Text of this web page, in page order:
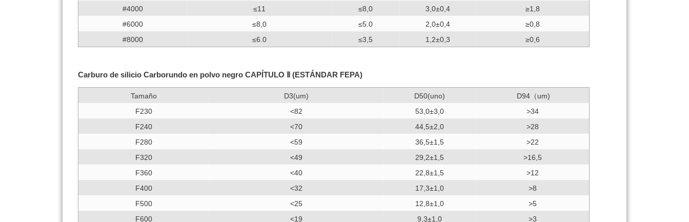
#4000
≤11 ≤8,0 3,0±0,4
≥1,8
#6000
≤8,0 ≤5.0 2,0±0,4
≥0,8
#8000
≤6.0 ≤3,5 1,2±0,3 ≥0,6
Carburo de silicio Carborundo en polvo negro CAPÍTULO Ⅱ (ESTÁNDAR FEPA)
Tamaño D3(um) D50(uno)
D94（um)
F230
<82 53,0±3,0
>34
F240
<70 44,5±2,0
>28
F280
<59 36,5±1,5
>22
F320
<49 29,2±1,5
>16,5
F360
<40 22,8±1,5
>12
F400
<32 17,3±1,0
>8
F500
<25 12,8±1,0
>5
F600
<19 9,3±1,0
>3